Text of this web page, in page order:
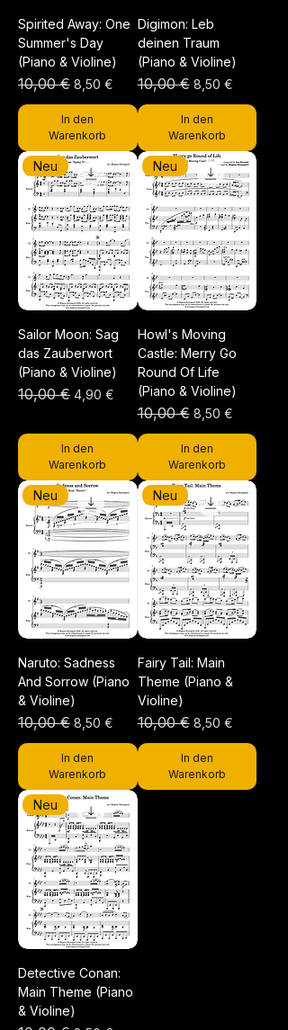
Spirited Away: One
Summer's Day
(Piano & Violine)
Standardpreis
10,00 € Sale-Preis
8,50 €
In den
Warenkorb
Digimon: Leb
deinen Traum
(Piano & Violine)
Standardpreis
10,00 € Sale-Preis
8,50 €
In den
Warenkorb
Neu
Sailor Moon: Sag
das Zauberwort
(Piano & Violine)
Standardpreis
10,00 € Sale-Preis
4,90 €
In den
Warenkorb
Neu
Howl's Moving
Castle: Merry Go
Round Of Life
(Piano & Violine)
Standardpreis
10,00 € Sale-Preis
8,50 €
In den
Warenkorb
Neu
Naruto: Sadness
And Sorrow (Piano
& Violine)
Standardpreis
10,00 € Sale-Preis
8,50 €
In den
Warenkorb
Neu
Fairy Tail: Main
Theme (Piano &
Violine)
Standardpreis
10,00 € Sale-Preis
8,50 €
In den
Warenkorb
Neu
Detective Conan:
Main Theme (Piano
& Violine)